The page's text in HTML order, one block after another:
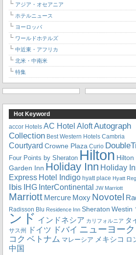
アジア・オセアニア
ホテルニュース
ヨーロッパ
ワールドホテルズ
中近東・アフリカ
北米・中南米
特集
Hot Keyword
accor Hotels AC Hotel AloftAutograph
Collection Best Western Hotels Cambria
Courtyard Crowne Plaza Curio
Four Points by Sheraton Hilton Hilton
Garden Inn Holiday Inn Holiday
Express Hotel Indigo hyatt place Hyatt
Ibis IHG InterContinental JW Marriott
Marriott Mercure Moxy Novotel
Radisson Blu Residence Inn Sheraton Westin
ンド インドネシア カリフォルニア タ
サス州
ドイツ ドバイ ニューヨーク
コク ベトナム マレーシア メキシコ ロ
中国